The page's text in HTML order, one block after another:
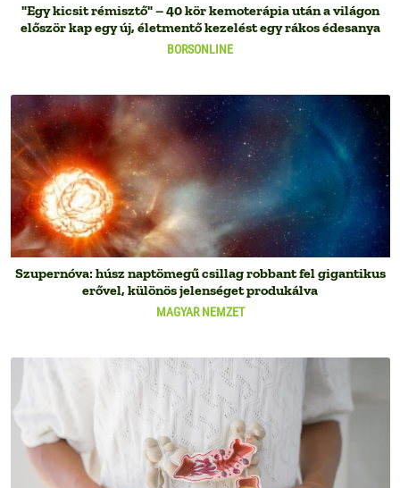
BORSONLINE
"Egy kicsit rémisztő" – 40 kör kemoterápia után a világon
először kap egy új, életmentő kezelést egy rákos édesanya
MAGYAR NEMZET
Szupernóva: húsz naptömegű csillag robbant fel gigantikus
erővel, különös jelenséget produkálva